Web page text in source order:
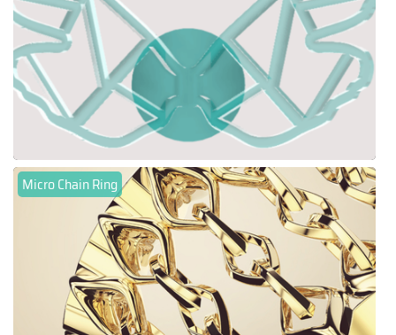
Micro Chain Ring